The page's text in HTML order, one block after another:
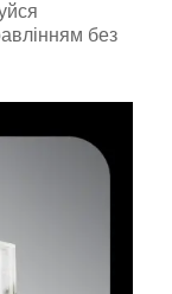
без